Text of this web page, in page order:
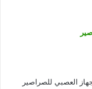
العصبي للصراصير